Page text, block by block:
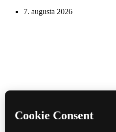
7. augusta 2026
Divadlo
Film